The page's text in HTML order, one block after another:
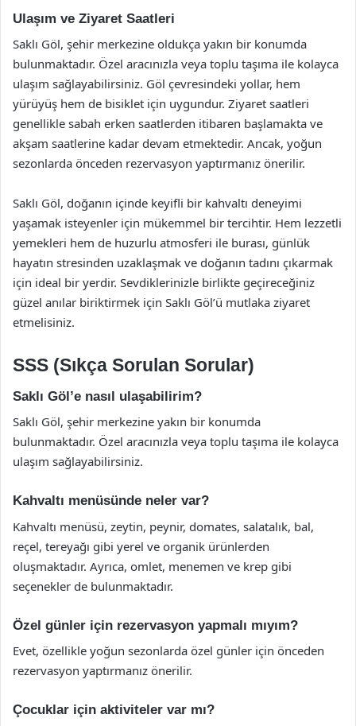
Ulaşım ve Ziyaret Saatleri
Saklı Göl, şehir merkezine oldukça yakın bir konumda
bulunmaktadır. Özel aracınızla veya toplu taşıma ile kolayca
ulaşım sağlayabilirsiniz. Göl çevresindeki yollar, hem
yürüyüş hem de bisiklet için uygundur. Ziyaret saatleri
genellikle sabah erken saatlerden itibaren başlamakta ve
akşam saatlerine kadar devam etmektedir. Ancak, yoğun
sezonlarda önceden rezervasyon yaptırmanız önerilir.
Saklı Göl, doğanın içinde keyifli bir kahvaltı deneyimi
yaşamak isteyenler için mükemmel bir tercihtir. Hem lezzetli
yemekleri hem de huzurlu atmosferi ile burası, günlük
hayatın stresinden uzaklaşmak ve doğanın tadını çıkarmak
için ideal bir yerdir. Sevdiklerinizle birlikte geçireceğiniz
güzel anılar biriktirmek için Saklı Göl’ü mutlaka ziyaret
etmelisiniz.
SSS (Sıkça Sorulan Sorular)
Saklı Göl’e nasıl ulaşabilirim?
Saklı Göl, şehir merkezine yakın bir konumda
bulunmaktadır. Özel aracınızla veya toplu taşıma ile kolayca
ulaşım sağlayabilirsiniz.
Kahvaltı menüsünde neler var?
Kahvaltı menüsü, zeytin, peynir, domates, salatalık, bal,
reçel, tereyağı gibi yerel ve organik ürünlerden
oluşmaktadır. Ayrıca, omlet, menemen ve krep gibi
seçenekler de bulunmaktadır.
Özel günler için rezervasyon yapmalı mıyım?
Evet, özellikle yoğun sezonlarda özel günler için önceden
rezervasyon yaptırmanız önerilir.
Çocuklar için aktiviteler var mı?